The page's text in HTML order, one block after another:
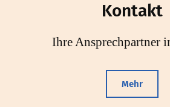
Kontakt
Ihre Ansprechpartner
Mehr